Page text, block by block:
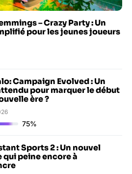
– Crazy Party : Un
pour les jeunes joueurs
Campaign Evolved : Un
pour marquer le début
ère ?
75%
Sports 2 : Un nouvel
qui peine encore à